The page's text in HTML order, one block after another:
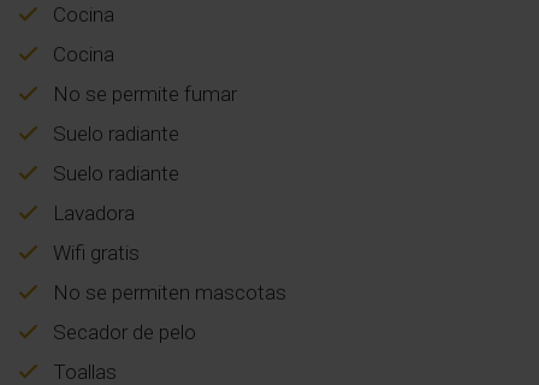
Cocina
Cocina
No se permite fumar
Suelo radiante
Suelo radiante
Lavadora
Wifi gratis
No se permiten mascotas
Secador de pelo
Toallas